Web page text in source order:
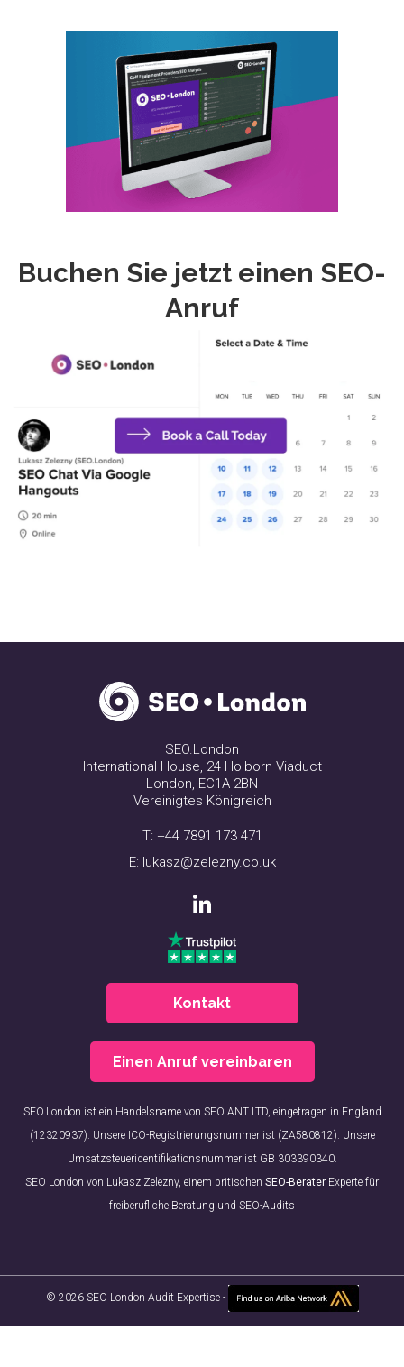
Buchen Sie jetzt einen SEO-
Anruf
SEO.London
International House, 24 Holborn Viaduct
London, EC1A 2BN
Vereinigtes Königreich
T: +44 7891 173 471
E: lukasz@zelezny.co.uk
Kontakt
Einen Anruf vereinbaren
SEO.London ist ein Handelsname von SEO ANT LTD, eingetragen in England
(12320937). Unsere ICO-Registrierungsnummer ist (ZA580812). Unsere
Umsatzsteueridentifikationsnummer ist GB 303390340.
SEO London von Lukasz Zelezny, einem britischen SEO-Berater Experte für
freiberufliche Beratung und SEO-Audits
© 2026 SEO London Audit Expertise -